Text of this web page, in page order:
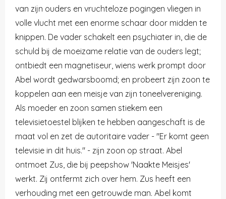
van zijn ouders en vruchteloze pogingen vliegen in
volle vlucht met een enorme schaar door midden te
knippen. De vader schakelt een psychiater in, die de
schuld bij de moeizame relatie van de ouders legt;
ontbiedt een magnetiseur, wiens werk prompt door
Abel wordt gedwarsboomd; en probeert zijn zoon te
koppelen aan een meisje van zijn toneelvereniging.
Als moeder en zoon samen stiekem een
televisietoestel blijken te hebben aangeschaft is de
maat vol en zet de autoritaire vader - "Er komt geen
televisie in dit huis." - zijn zoon op straat. Abel
ontmoet Zus, die bij peepshow 'Naakte Meisjes'
werkt. Zij ontfermt zich over hem. Zus heeft een
verhouding met een getrouwde man. Abel komt